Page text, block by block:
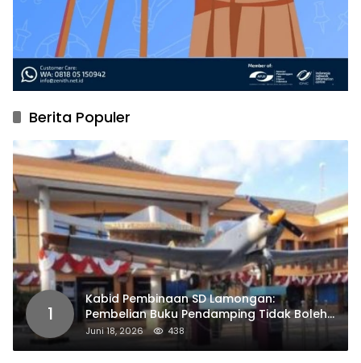
Berita Populer
1
Kabid Pembinaan SD Lamongan:
Pembelian Buku Pendamping Tidak Boleh
Dipaksakan
Juni 18, 2026 438